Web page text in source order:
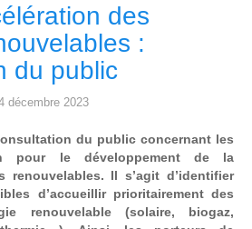
des
:
du public
décembre 2023
du public concernant les
pour le développement de la
renouvelables. Il s’agit d’identifier
d’accueillir prioritairement des
renouvelable (solaire, biogaz,